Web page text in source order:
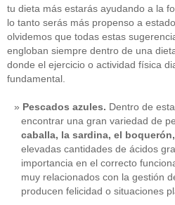
tu dieta más estarás ayudando a la
lo tanto serás más propenso a
olvidemos que todas estas
engloban siempre dentro de una
donde el ejercicio o actividad física
fundamental.
Pescados azules. Dentro de
encontrar una gran variedad de
caballa, la sardina, el
elevadas cantidades de ácidos
importancia en el correcto
muy relacionados con la gestión
producen felicidad o situaciones